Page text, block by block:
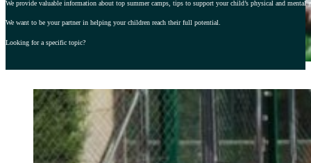
We provide valuable information about top summer camps, tips to support your child’s physical and
We want to be your partner in helping your children reach their full potential.
Looking for a specific topic?